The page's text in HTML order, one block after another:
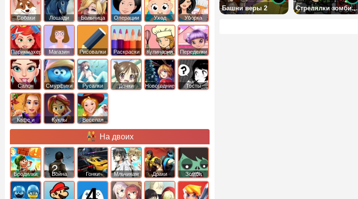
Башни веры 2 Стрелялки зомби на 2 с оружием
Собаки Лошади Больница Операции Уход Уборка
Парикмахер Магазин Рисовалки Раскраски Кулинария Переделки
Салон Смурфики Русалки Дочки Новогодние Тесты
Кафе и
Куклы
Веселая
На двоих
Бродилки Война Гонки Мльчикам Драки Зомби